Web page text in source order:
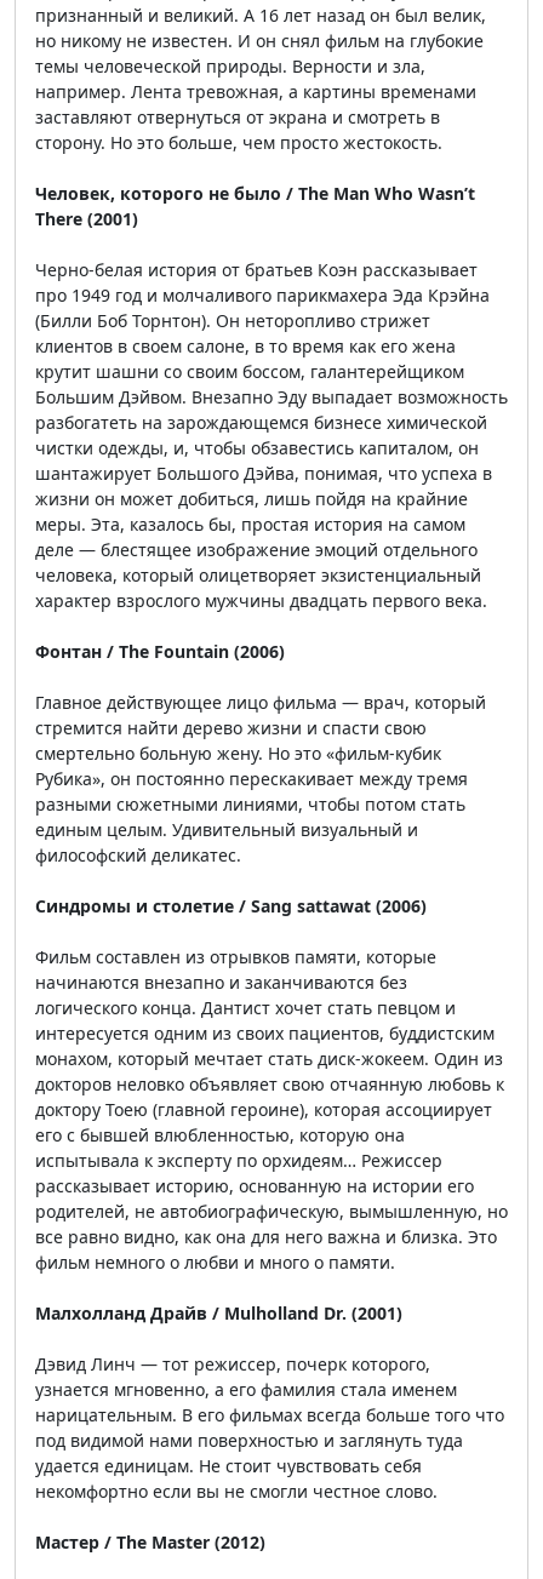
признанный и великий. А 16 лет назад он был велик,
но никому не известен. И он снял фильм на глубокие
темы человеческой природы. Верности и зла,
например. Лента тревожная, а картины временами
заставляют отвернуться от экрана и смотреть в
сторону. Но это больше, чем просто жестокость.
Человек, которого не было / The Man Who Wasn’t
There (2001)
Черно-белая история от братьев Коэн рассказывает
про 1949 год и молчаливого парикмахера Эда Крэйна
(Билли Боб Торнтон). Он неторопливо стрижет
клиентов в своем салоне, в то время как его жена
крутит шашни со своим боссом, галантерейщиком
Большим Дэйвом. Внезапно Эду выпадает возможность
разбогатеть на зарождающемся бизнесе химической
чистки одежды, и, чтобы обзавестись капиталом, он
шантажирует Большого Дэйва, понимая, что успеха в
жизни он может добиться, лишь пойдя на крайние
меры. Эта, казалось бы, простая история на самом
деле — блестящее изображение эмоций отдельного
человека, который олицетворяет экзистенциальный
характер взрослого мужчины двадцать первого века.
Фонтан / The Fountain (2006)
Главное действующее лицо фильма — врач, который
стремится найти дерево жизни и спасти свою
смертельно больную жену. Но это «фильм-кубик
Рубика», он постоянно перескакивает между тремя
разными сюжетными линиями, чтобы потом стать
единым целым. Удивительный визуальный и
философский деликатес.
Синдромы и столетие / Sang sattawat (2006)
Фильм составлен из отрывков памяти, которые
начинаются внезапно и заканчиваются без
логического конца. Дантист хочет стать певцом и
интересуется одним из своих пациентов, буддистским
монахом, который мечтает стать диск-жокеем. Один из
докторов неловко объявляет свою отчаянную любовь к
доктору Тоею (главной героине), которая ассоциирует
его с бывшей влюбленностью, которую она
испытывала к эксперту по орхидеям… Режиссер
рассказывает историю, основанную на истории его
родителей, не автобиографическую, вымышленную, но
все равно видно, как она для него важна и близка. Это
фильм немного о любви и много о памяти.
Малхолланд Драйв / Mulholland Dr. (2001)
Дэвид Линч — тот режиссер, почерк которого,
узнается мгновенно, а его фамилия стала именем
нарицательным. В его фильмах всегда больше того что
под видимой нами поверхностью и заглянуть туда
удается единицам. Не стоит чувствовать себя
некомфортно если вы не смогли честное слово.
Мастер / The Master (2012)